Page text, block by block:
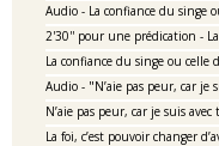
Audio - La confiance du singe
2'30'' pour une prédication -
La confiance du singe ou celle
Audio - "N’aie pas peur, car je
N’aie pas peur, car je suis avec
La foi, c’est pouvoir changer